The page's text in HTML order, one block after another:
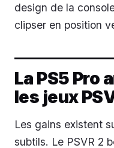
design de la
clipser en position
La PS5 Pro
les jeux
Les gains existent
subtils. Le PSVR 2